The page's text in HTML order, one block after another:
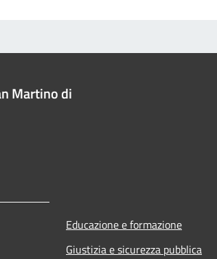
Martino di
Educazione e formazione
Giustizia e sicurezza pubblica